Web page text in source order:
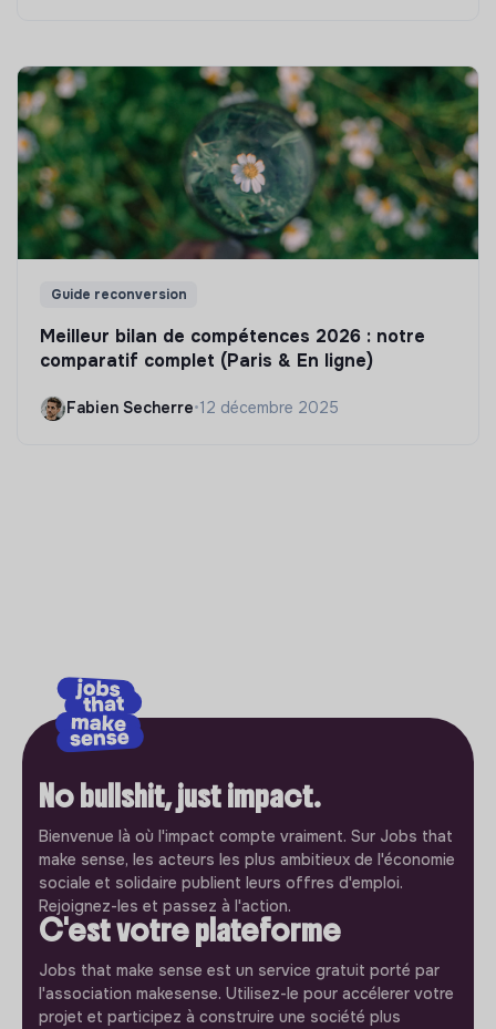
Guide reconversion
Meilleur bilan de compétences 2026 : notre
comparatif complet (Paris & En ligne)
Fabien Secherre•12 décembre 2025
No bullshit, just impact.
Bienvenue là où l'impact compte vraiment. Sur Jobs that
make sense, les acteurs les plus ambitieux de l'économie
sociale et solidaire publient leurs offres d'emploi.
Rejoignez-les et passez à l'action.
C'est votre plateforme
Jobs that make sense est un service gratuit porté par
l'association makesense. Utilisez-le pour accélerer votre
projet et participez à construire une société plus